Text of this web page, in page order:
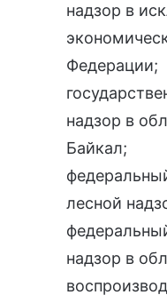
надзор в
Федерации;
надзор в
Байкал;
лесной
надзор в